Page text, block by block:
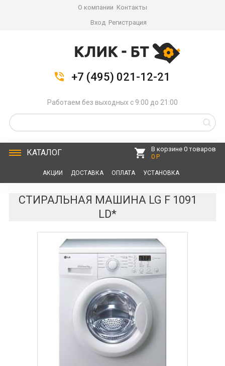
О компании Контакты
Вход Регистрация
+7 (495) 021-12-21
Работаем без выходных с 9:00 до 21:00
КАТАЛОГ
В корзине 0 товаров
0 Р
АКЦИИ ДОСТАВКА ОПЛАТА УСТАНОВКА
СТИРАЛЬНАЯ МАШИНА LG F 1091
LD*